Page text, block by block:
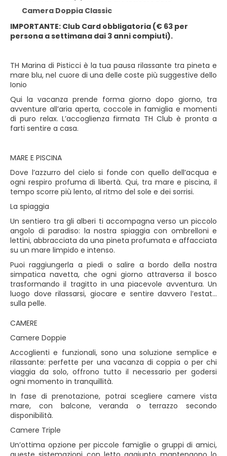
Camera Doppia Classic
IMPORTANTE: Club Card obbligatoria (€ 63 per
persona a settimana dai 3 anni compiuti).
TH Marina di Pisticci è la tua pausa rilassante tra pineta e
mare blu, nel cuore di una delle coste più suggestive dello
Ionio
Qui la vacanza prende forma giorno dopo giorno, tra
avventure all’aria aperta, coccole in famiglia e momenti
di puro relax. L’accoglienza firmata TH Club è pronta a
farti sentire a casa.
MARE E PISCINA
Dove l’azzurro del cielo si fonde con quello dell’acqua e
ogni respiro profuma di libertà. Qui, tra mare e piscina, il
tempo scorre più lento, al ritmo del sole e dei sorrisi.
La spiaggia
Un sentiero tra gli alberi ti accompagna verso un piccolo
angolo di paradiso: la nostra spiaggia con ombrelloni e
lettini, abbracciata da una pineta profumata e affacciata
su un mare limpido e intenso.
Puoi raggiungerla a piedi o salire a bordo della nostra
simpatica navetta, che ogni giorno attraversa il bosco
trasformando il tragitto in una piacevole avventura. Un
luogo dove rilassarsi, giocare e sentire davvero l’estate
sulla pelle.
CAMERE
Camere Doppie
Accoglienti e funzionali, sono una soluzione semplice e
rilassante: perfette per una vacanza di coppia o per chi
viaggia da solo, offrono tutto il necessario per godersi
ogni momento in tranquillità.
In fase di prenotazione, potrai scegliere camere vista
mare, con balcone, veranda o terrazzo secondo
disponibilità.
Camere Triple
Un’ottima opzione per piccole famiglie o gruppi di amici,